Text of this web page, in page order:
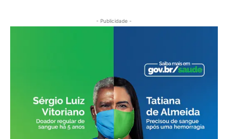
- Publicidade -